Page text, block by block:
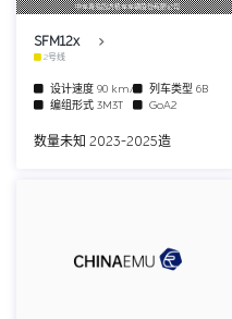
中车青岛四方机车车辆股份有限公司
SFM12x
2号线
设计速度 90 km/h 列车类型 6B
编组形式 3M3T GoA2
数量未知 2023-2025造